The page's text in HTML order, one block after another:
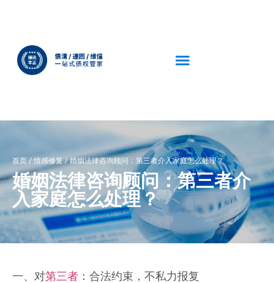
首页/情感修复/婚姻法律咨询顾问：第三者介入家庭怎么处理？
婚姻法律咨询顾问：第三者介
入家庭怎么处理？
一、对第三者 ：合法约束，不私力报复